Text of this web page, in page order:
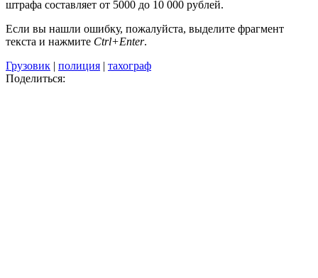
штрафа составляет от 5000 до 10 000 рублей.
Если вы нашли ошибку, пожалуйста, выделите фрагмент
текста и нажмите Ctrl+Enter.
Грузовик | полиция | тахограф
Поделиться: